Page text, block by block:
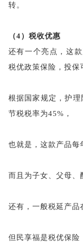
转。
（4） 税收优惠
还有一个亮点，这
税优政策保险，投保
根据国家规定，护
节税税率为45%，
也就是，这款产品每
而且为子女、父母、
还有，一般税延产品
但民享福是税优保险